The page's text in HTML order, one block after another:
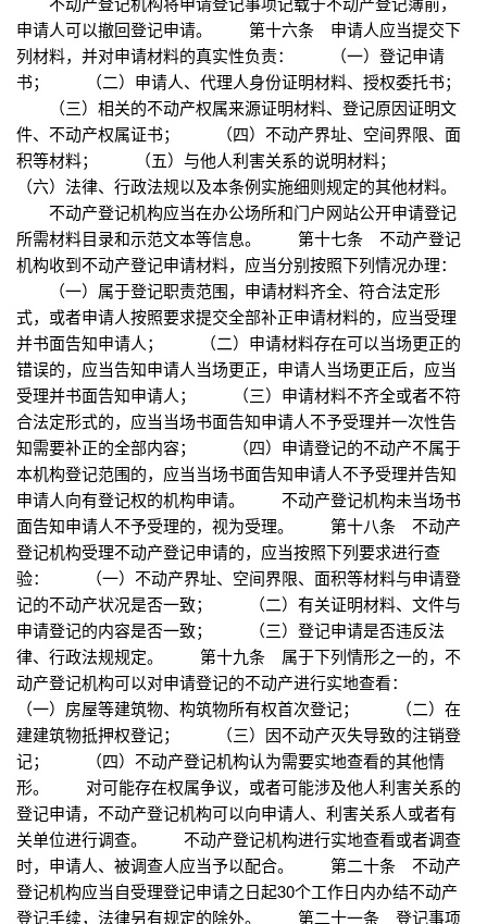
申请人可以撤回登记申请。 第十六条 申请人应当提交下
列材料，并对申请材料的真实性负责： （一）登记申请
书； （二）申请人、代理人身份证明材料、授权委托书；
（三）相关的不动产权属来源证明材料、登记原因证明文
件、不动产权属证书； （四）不动产界址、空间界限、面
积等材料； （五）与他人利害关系的说明材料；
（六）法律、行政法规以及本条例实施细则规定的其他材料。
不动产登记机构应当在办公场所和门户网站公开申请登记
所需材料目录和示范文本等信息。 第十七条 不动产登记
机构收到不动产登记申请材料，应当分别按照下列情况办理：
（一）属于登记职责范围，申请材料齐全、符合法定形
式，或者申请人按照要求提交全部补正申请材料的，应当受理
并书面告知申请人； （二）申请材料存在可以当场更正的
错误的，应当告知申请人当场更正，申请人当场更正后，应当
受理并书面告知申请人； （三）申请材料不齐全或者不符
合法定形式的，应当当场书面告知申请人不予受理并一次性告
知需要补正的全部内容； （四）申请登记的不动产不属于
本机构登记范围的，应当当场书面告知申请人不予受理并告知
申请人向有登记权的机构申请。 不动产登记机构未当场书
面告知申请人不予受理的，视为受理。 第十八条 不动产
登记机构受理不动产登记申请的，应当按照下列要求进行查
验： （一）不动产界址、空间界限、面积等材料与申请登
记的不动产状况是否一致； （二）有关证明材料、文件与
申请登记的内容是否一致； （三）登记申请是否违反法
律、行政法规规定。 第十九条 属于下列情形之一的，不
动产登记机构可以对申请登记的不动产进行实地查看：
（一）房屋等建筑物、构筑物所有权首次登记； （二）在
建建筑物抵押权登记； （三）因不动产灭失导致的注销登
记； （四）不动产登记机构认为需要实地查看的其他情
形。 对可能存在权属争议，或者可能涉及他人利害关系的
登记申请，不动产登记机构可以向申请人、利害关系人或者有
关单位进行调查。 不动产登记机构进行实地查看或者调查
时，申请人、被调查人应当予以配合。 第二十条 不动产
登记机构应当自受理登记申请之日起30个工作日内办结不动产
登记手续，法律另有规定的除外。 第二十一条 登记事项